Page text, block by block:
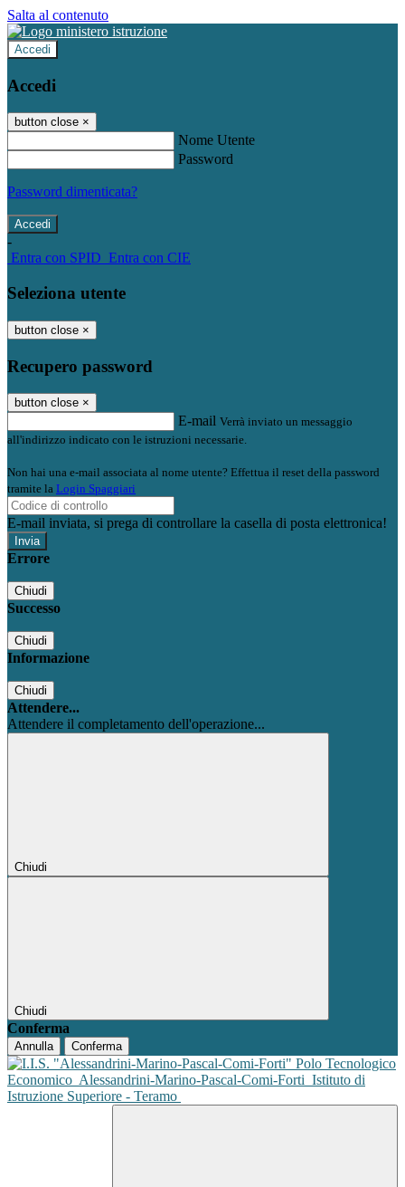
Salta al contenuto
Accedi
Accedi
button close ×
Nome Utente
Password
Password dimenticata?
-
Entra con SPID Entra con CIE
Seleziona utente
button close ×
Recupero password
button close ×
E-mail Verrà inviato un messaggio
all'indirizzo indicato con le istruzioni necessarie.
Non hai una e-mail associata al nome utente? Effettua il reset della password
tramite la Login Spaggiari
E-mail inviata, si prega di controllare la casella di posta elettronica!
Errore
Chiudi
Successo
Chiudi
Informazione
Chiudi
Attendere...
Attendere il completamento dell'operazione...
Chiudi
Chiudi
Conferma
Annulla Conferma
Polo Tecnologico
Economico Alessandrini-Marino-Pascal-Comi-Forti Istituto di
Istruzione Superiore - Teramo